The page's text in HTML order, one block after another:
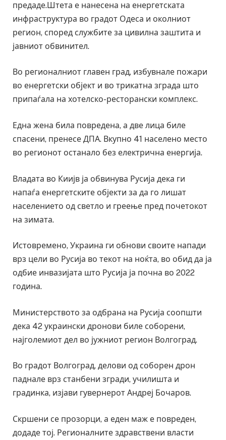
предаде.Штета е нанесена на енергетската
инфраструктура во градот Одеса и околниот
регион, според службите за цивилна заштита и
јавниот обвинител.
Во регионалниот главен град, избувнале пожари
во енергетски објект и во трикатна зграда што
припаѓала на хотелско-ресторански комплекс.
Една жена била повредена, а две лица биле
спасени, пренесе ДПА. Вкупно 41 населено место
во регионот останало без електрична енергија.
Владата во Киијв ја обвинува Русија дека ги
напаѓа енергетските објекти за да го лишат
населението од светло и греење пред почетокот
на зимата.
Истовремено, Украина ги обнови своите напади
врз цели во Русија во текот на ноќта, во обид да ја
одбие инвазијата што Русија ја почна во 2022
година.
Министерството за одбрана на Русија соопшти
дека 42 украински дронови биле соборени,
најголемиот дел во јужниот регион Волгоград.
Во градот Волгоград, делови од соборен дрон
паднале врз станбени згради, училишта и
градинка, изјави гувернерот Андреј Бочаров.
Скршени се прозорци, а еден маж е повреден,
додаде тој. Регионалните здравствени власти